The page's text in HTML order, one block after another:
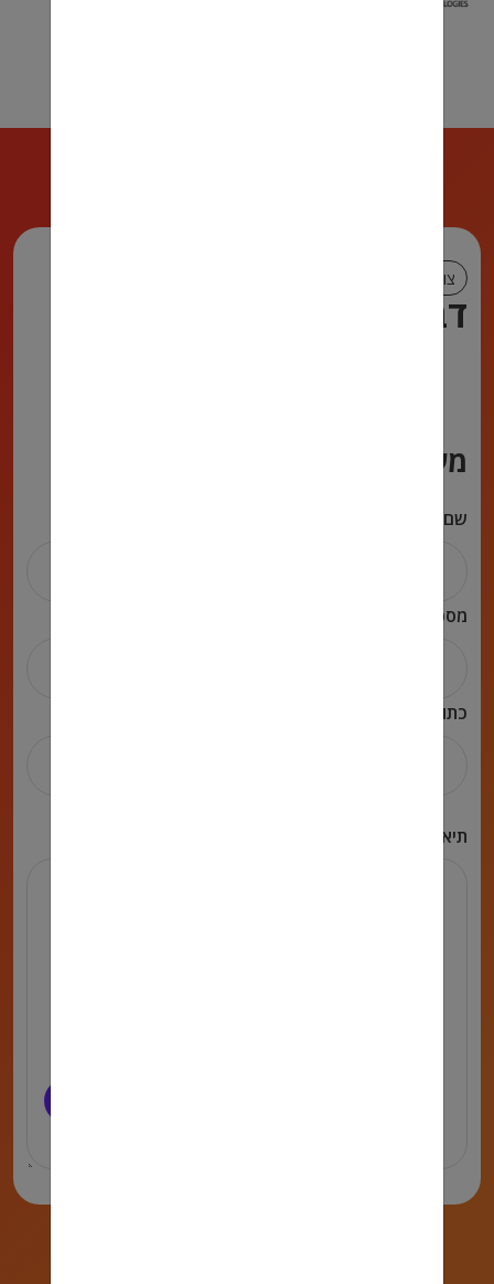
צור קשר
דברו איתנו!
מעדיפים שנחזור אליכם?
שם מלא
מספר טלפון
כתובת אימייל
תיאור הפניה